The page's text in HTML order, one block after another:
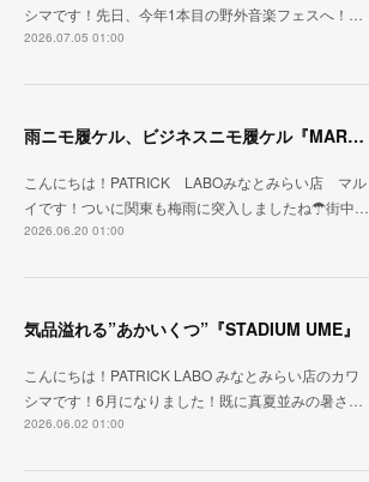
シマです！先日、今年1本目の野外音楽フェスへ！…
2026.07.05 01:00
雨ニモ履ケル、ビジネスニモ履ケル『MARARAIN BLK』
こんにちは！PATRICK LABOみなとみらい店 マル
イです！ついに関東も梅雨に突入しましたね☂街中…
2026.06.20 01:00
気品溢れる”あかいくつ”『STADIUM UME』
こんにちは！PATRICK LABO みなとみらい店のカワ
シマです！6月になりました！既に真夏並みの暑さ…
2026.06.02 01:00